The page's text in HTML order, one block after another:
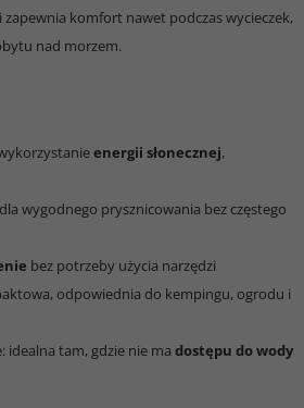
komfort nawet podczas wycieczek,
nad morzem.
energii słonecznej,
dla wygodnego prysznicowania bez częstego
bez potrzeby użycia narzędzi
odpowiednia do kempingu, ogrodu i
idealna tam, gdzie nie ma dostępu do wody